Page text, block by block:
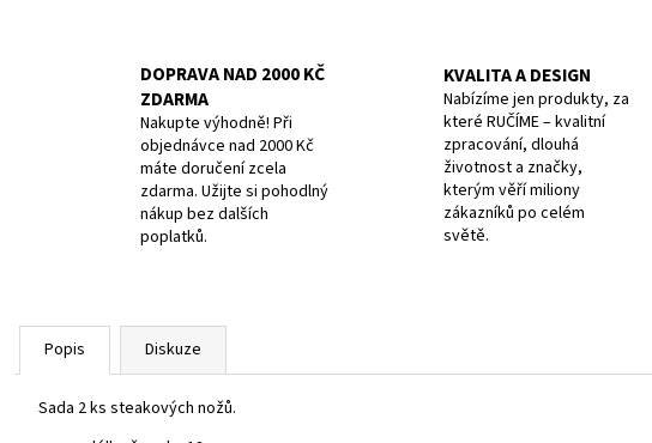
DOPRAVA NAD 2000 KČ
ZDARMA
Nakupte výhodně! Při
objednávce nad 2000 Kč
máte doručení zcela
zdarma. Užijte si pohodlný
nákup bez dalších
poplatků.
KVALITA A DESIGN
Nabízíme jen produkty, za
které RUČÍME – kvalitní
zpracování, dlouhá
životnost a značky,
kterým věří miliony
zákazníků po celém
světě.
Popis Diskuze
Sada 2 ks steakových nožů.